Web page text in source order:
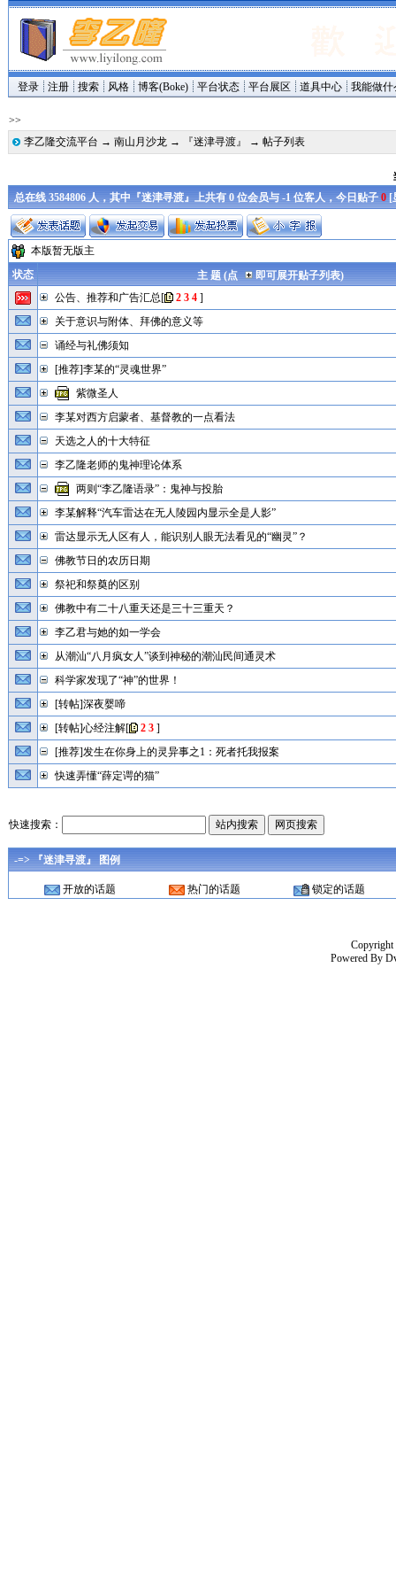
登录 注册 搜索 风格 博客(Boke) 平台状态 平台展区 道具中心 我能做什
>>
李乙隆交流平台 → 南山月沙龙→ 『迷津寻渡』 → 帖子列表
总在线 3584806 人，其中『迷津寻渡』上共有 0 位会员与 -1 位客人，今日贴子0[
本版暂无版主
状态
主 题 (点
即可展开贴子列表)
公告、推荐和广告汇总[ 2 3 4]
关于意识与附体、拜佛的意义等
诵经与礼佛须知
[推荐]李某的“灵魂世界”
紫微圣人
李某对西方启蒙者、基督教的一点看法
天选之人的十大特征
李乙隆老师的鬼神理论体系
两则“李乙隆语录”：鬼神与投胎
李某解释“汽车雷达在无人陵园内显示全是人影”
雷达显示无人区有人，能识别人眼无法看见的“幽灵”？
佛教节日的农历日期
祭祀和祭奠的区别
佛教中有二十八重天还是三十三重天？
李乙君与她的如一学会
从潮汕“八月疯女人”谈到神秘的潮汕民间通灵术
科学家发现了“神”的世界！
[转帖]深夜婴啼
[转帖]心经注解[ 2 3]
[推荐]发生在你身上的灵异事之1：死者托我报案
快速弄懂“薛定谔的猫”
快速搜索：
-=> 『迷津寻渡』 图例
开放的话题 热门的话题 锁定的话题
Powered By